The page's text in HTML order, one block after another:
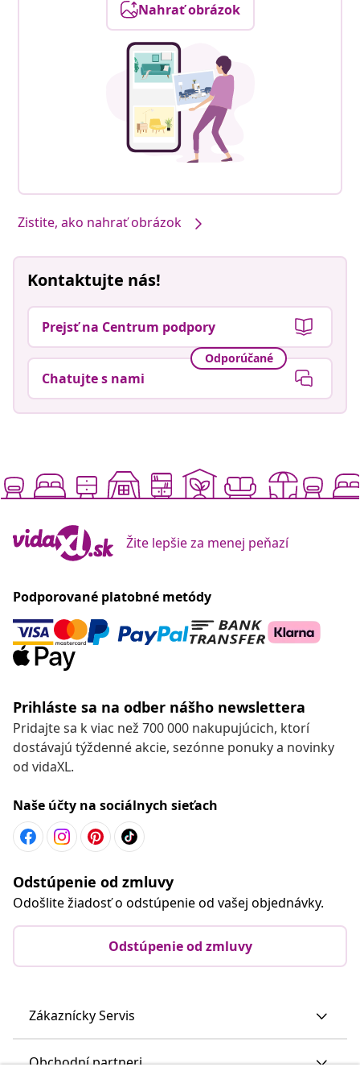
Nahrať obrázok
Zistite, ako nahrať obrázok
Kontaktujte nás!
Prejsť na Centrum podpory
Odporúčané
Chatujte s nami
Žite lepšie za menej peňazí
Podporované platobné metódy
Prihláste sa na odber nášho newslettera
Pridajte sa k viac než 700 000 nakupujúcich, ktorí
dostávajú týždenné akcie, sezónne ponuky a novinky
od vidaXL.
Naše účty na sociálnych sieťach
Odstúpenie od zmluvy
Odošlite žiadosť o odstúpenie od vašej objednávky.
Odstúpenie od zmluvy
Zákaznícky Servis
Obchodní partneri